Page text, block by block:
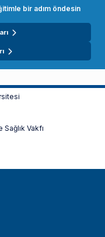
bir adım öndesin
Vakfı